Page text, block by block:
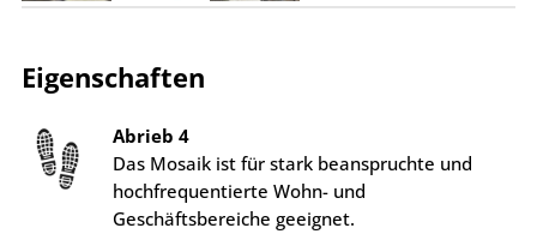
Eigenschaften
Abrieb 4
Das Mosaik ist für stark beanspruchte und
hochfrequentierte Wohn- und
Geschäftsbereiche geeignet.